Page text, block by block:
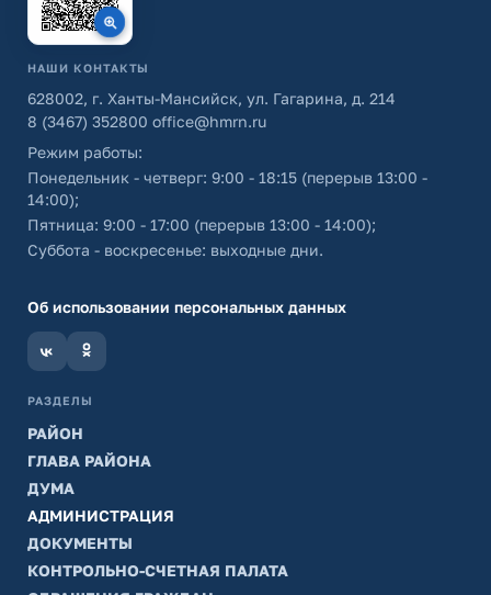
НАШИ КОНТАКТЫ
628002, г. Ханты-Мансийск, ул. Гагарина, д. 214
8 (3467) 352800 office@hmrn.ru
Режим работы:
Понедельник - четверг: 9:00 - 18:15 (перерыв 13:00 -
14:00);
Пятница: 9:00 - 17:00 (перерыв 13:00 - 14:00);
Суббота - воскресенье: выходные дни.
Об использовании персональных данных
РАЗДЕЛЫ
РАЙОН
ГЛАВА РАЙОНА
ДУМА
АДМИНИСТРАЦИЯ
ДОКУМЕНТЫ
КОНТРОЛЬНО-СЧЕТНАЯ ПАЛАТА